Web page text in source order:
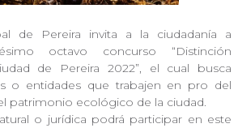
de Pereira invita a la ciudadanía a
octavo concurso “Distinción
de Pereira 2022”, el cual busca
o entidades que trabajen en pro del
patrimonio ecológico de la ciudad.
o jurídica podrá participar en este